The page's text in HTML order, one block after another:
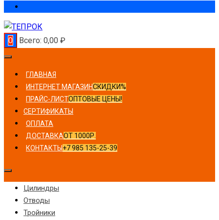
0 Всего: 0,00 ₽
ГЛАВНАЯ
ИНТЕРНЕТ МАГАЗИНСКИДКИ%
ПРАЙС-ЛИСТОПТОВЫЕ ЦЕНЫ!
СЕРТИФИКАТЫ
ОПЛАТА
ДОСТАВКАОТ 1000Р.
КОНТАКТЫ +7 985 135-25-39
Цилиндры
Отводы
Тройники